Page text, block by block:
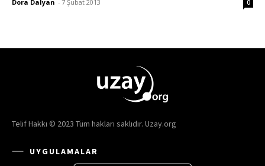
Dora Dalyan - 7 Şubat 2013 0
Telif Hakkı © 2023 Tüm hakları saklıdır. Uzay.org
UYGULAMALAR